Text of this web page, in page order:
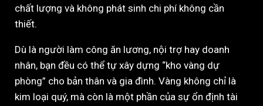
chất lượng và không phát sinh chi phí không cần
thiết.
Dù là người làm công ăn lương, nội trợ hay doanh
nhân, bạn đều có thể tự xây dựng “kho vàng dự
phòng” cho bản thân và gia đình. Vàng không chỉ là
kim loại quý, mà còn là một phần của sự ổn định tài